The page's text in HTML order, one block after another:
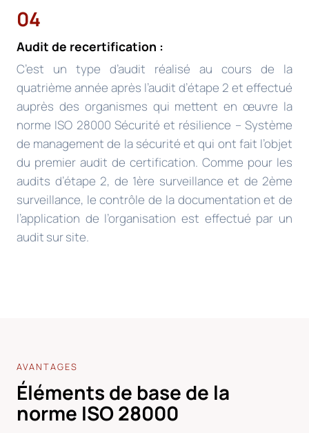
04
Audit de recertification :
C’est un type d’audit réalisé au cours de la
quatrième année après l’audit d’étape 2 et effectué
auprès des organismes qui mettent en œuvre la
norme ISO 28000 Sécurité et résilience – Système
de management de la sécurité et qui ont fait l’objet
du premier audit de certification. Comme pour les
audits d’étape 2, de 1ère surveillance et de 2ème
surveillance, le contrôle de la documentation et de
l’application de l’organisation est effectué par un
audit sur site.
AVANTAGES
Éléments de base de la
norme ISO 28000